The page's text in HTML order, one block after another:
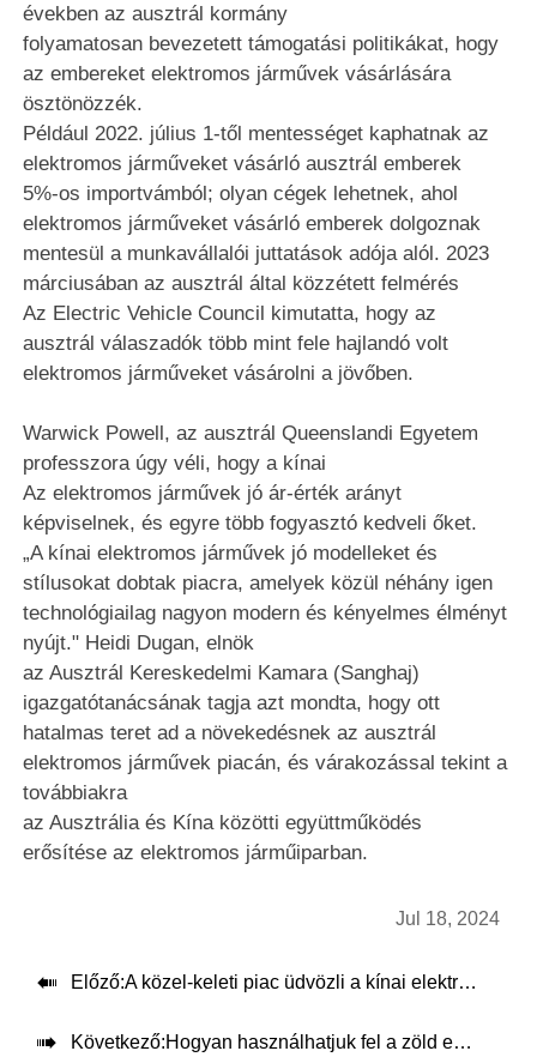
években az ausztrál kormány
folyamatosan bevezetett támogatási politikákat, hogy
az embereket elektromos járművek vásárlására
ösztönözzék.
Például 2022. július 1-től mentességet kaphatnak az
elektromos járműveket vásárló ausztrál emberek
5%-os importvámból; olyan cégek lehetnek, ahol
elektromos járműveket vásárló emberek dolgoznak
mentesül a munkavállalói juttatások adója alól. 2023
márciusában az ausztrál által közzétett felmérés
Az Electric Vehicle Council kimutatta, hogy az
ausztrál válaszadók több mint fele hajlandó volt
elektromos járműveket vásárolni a jövőben.
Warwick Powell, az ausztrál Queenslandi Egyetem
professzora úgy véli, hogy a kínai
Az elektromos járművek jó ár-érték arányt
képviselnek, és egyre több fogyasztó kedveli őket.
„A kínai elektromos járművek jó modelleket és
stílusokat dobtak piacra, amelyek közül néhány igen
technológiailag nagyon modern és kényelmes élményt
nyújt." Heidi Dugan, elnök
az Ausztrál Kereskedelmi Kamara (Sanghaj)
igazgatótanácsának tagja azt mondta, hogy ott
hatalmas teret ad a növekedésnek az ausztrál
elektromos járművek piacán, és várakozással tekint a
továbbiakra
az Ausztrália és Kína közötti együttműködés
erősítése az elektromos járműiparban.
Jul 18, 2024
 Előző:A közel-keleti piac üdvözli a kínai elektromos járműveket
 Következő:Hogyan használhatjuk fel a zöld energiát (a PV panelekhez) a jármű feltöltésére?